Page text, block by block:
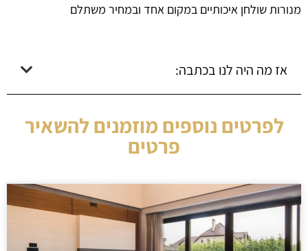
מנורות שולחן איכותיים במקום אחד ובמחיר משתלם
אז מה היה לנו בכתבה:
לפרטים נוספים מוזמנים להשאיר
פרטים